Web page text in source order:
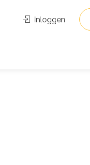
Inloggen